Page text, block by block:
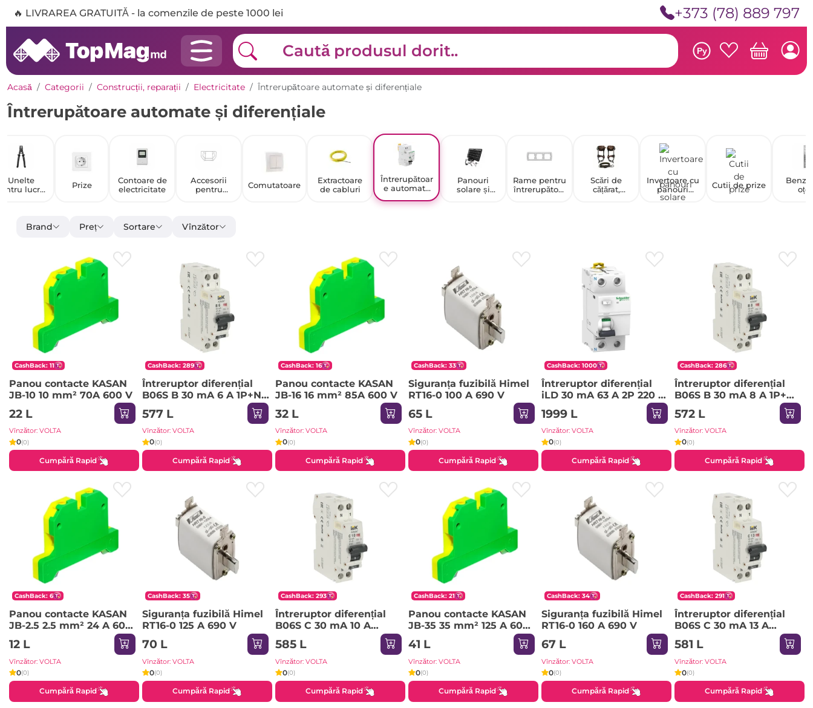
🔥 LIVRAREA GRATUITĂ - la comenzile de peste 1000 lei +373 (78) 889 797
Ру
Acasă Categorii Construcții, reparații Electricitate Întrerupătoare automate și diferențiale
Întrerupătoare automate și diferențiale
Unelte
lucrul
Prize
Contoare de
electricitate
Accesorii
pentru
Comutatoare
Extractoare
de cabluri
Întrerupătoar
e automate
diferențiale
Panouri
solare și
Rame pentru
întrerupătoar
Scări de
cățărat,
Invertoare cu
panouri
solare
Cutii de prize
Benzi
oțel
Brand Preț Sortare Vînzător
CashBack: 11
Panou contacte KASAN
JB-10 10 mm² 70A 600 V
22 L
Vînzător: VOLTA
0(0)
Cumpără Rapid
CashBack: 289
Întreruptor diferențial
B06S B 30 mA 6 A 1P+NP
220 - 240 V IEK
577 L
Vînzător: VOLTA
0(0)
Cumpără Rapid
CashBack: 16
Panou contacte KASAN
JB-16 16 mm² 85A 600 V
32 L
Vînzător: VOLTA
0(0)
Cumpără Rapid
CashBack: 33
Siguranța fuzibilă Himel
RT16-0 100 A 690 V
65 L
Vînzător: VOLTA
0(0)
Cumpără Rapid
CashBack: 1000
Întreruptor diferențial
iLD 30 mA 63 A 2P 220 -
240 V Schneider-Electric
1999 L
Vînzător: VOLTA
0(0)
Cumpără Rapid
CashBack: 286
Întreruptor diferențial
B06S B 30 mA 8 A 1P+NP
220 - 240 V IEK
572 L
Vînzător: VOLTA
0(0)
Cumpără Rapid
CashBack: 6
Panou contacte KASAN
JB-2.5 2.5 mm² 24 A 600
V
12 L
Vînzător: VOLTA
0(0)
Cumpără Rapid
CashBack: 35
Siguranța fuzibilă Himel
RT16-0 125 A 690 V
70 L
Vînzător: VOLTA
0(0)
Cumpără Rapid
CashBack: 293
Întreruptor diferențial
B06S C 30 mA 10 A
1P+NP 220 - 240 V IEK
585 L
Vînzător: VOLTA
0(0)
Cumpără Rapid
CashBack: 21
Panou contacte KASAN
JB-35 35 mm² 125 A 600
V
41 L
Vînzător: VOLTA
0(0)
Cumpără Rapid
CashBack: 34
Siguranța fuzibilă Himel
RT16-0 160 A 690 V
67 L
Vînzător: VOLTA
0(0)
Cumpără Rapid
CashBack: 291
Întreruptor diferențial
B06S C 30 mA 13 A
1P+NP 220 - 240 V IEK
581 L
Vînzător: VOLTA
0(0)
Cumpără Rapid